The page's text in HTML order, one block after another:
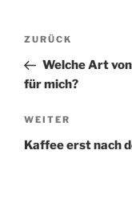
e
r
n
t
i
Vorheriger
Beitrag
ZURÜCK
Welche Art
für mich?
Nächster
Beitrag
WEITER
Kaffee erst nach